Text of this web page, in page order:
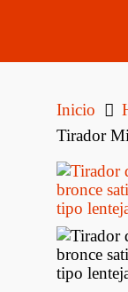
Inicio
Tirador